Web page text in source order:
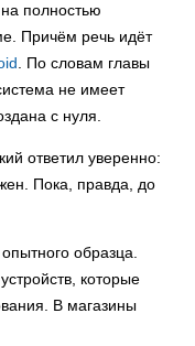
полностью
Причём речь идёт
. По словам главы
не имеет
с нуля.
ответил уверенно:
Пока, правда, до
образца.
которые
В магазины